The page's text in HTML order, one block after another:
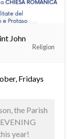
John
Religion
Fridays
the Parish
year!